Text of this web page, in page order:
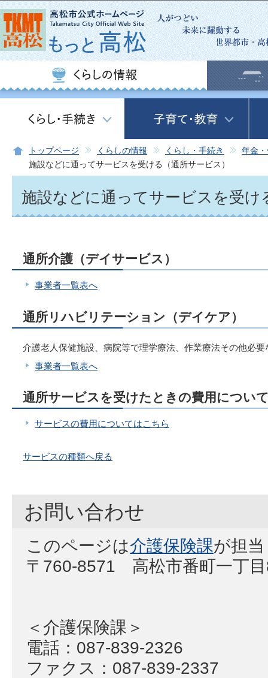
この
トップページ くらしの情報 くらし・手続き
年金
施設などに通ってサービスを受ける（通所サービス）
施設などに通ってサービスを受け
通所介護（デイサービス）
事業者一覧表へ
通所リハビリテーション（デイケア）
介護老人保健施設、病院等で理学療法、作業療法その他必
事業者一覧表へ
通所サービスを受けたときの費用につい
サービスの費用についてはこちら
サービスの種類へ戻る
お問い合わせ
このページは介護保険課が担
〒760-8571 高松市番町一丁
＜介護保険課＞
電話：087-839-2326
ファクス：087-839-2337